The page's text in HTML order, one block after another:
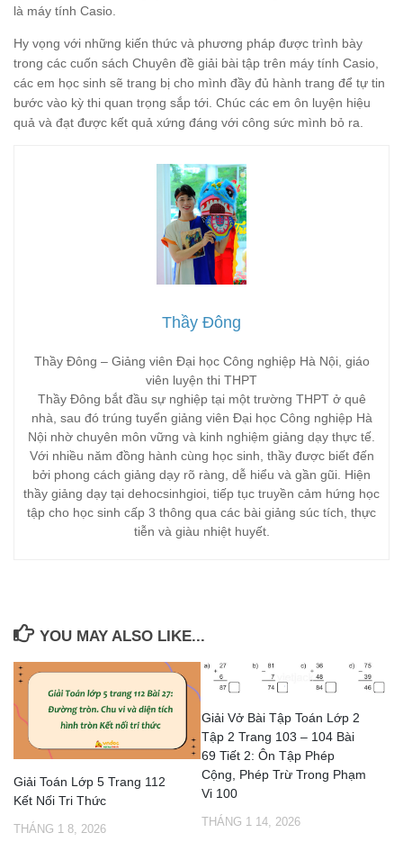
là máy tính Casio.
Hy vọng với những kiến thức và phương pháp được trình bày
trong các cuốn sách Chuyên đề giải bài tập trên máy tính Casio,
các em học sinh sẽ trang bị cho mình đầy đủ hành trang để tự tin
bước vào kỳ thi quan trọng sắp tới. Chúc các em ôn luyện hiệu
quả và đạt được kết quả xứng đáng với công sức mình bỏ ra.
Thầy Đông
Thầy Đông – Giảng viên Đại học Công nghiệp Hà Nội, giáo
viên luyện thi THPT
Thầy Đông bắt đầu sự nghiệp tại một trường THPT ở quê
nhà, sau đó trúng tuyển giảng viên Đại học Công nghiệp Hà
Nội nhờ chuyên môn vững và kinh nghiệm giảng dạy thực tế.
Với nhiều năm đồng hành cùng học sinh, thầy được biết đến
bởi phong cách giảng dạy rõ ràng, dễ hiểu và gần gũi. Hiện
thầy giảng dạy tại dehocsinhgioi, tiếp tục truyền cảm hứng học
tập cho học sinh cấp 3 thông qua các bài giảng súc tích, thực
tiễn và giàu nhiệt huyết.
YOU MAY ALSO LIKE...
Giải Toán Lớp 5 Trang 112
Kết Nối Tri Thức
THÁNG 1 8, 2026
Giải Vở Bài Tập Toán Lớp 2
Tập 2 Trang 103 – 104 Bài
69 Tiết 2: Ôn Tập Phép
Cộng, Phép Trừ Trong Phạm
Vi 100
THÁNG 1 14, 2026